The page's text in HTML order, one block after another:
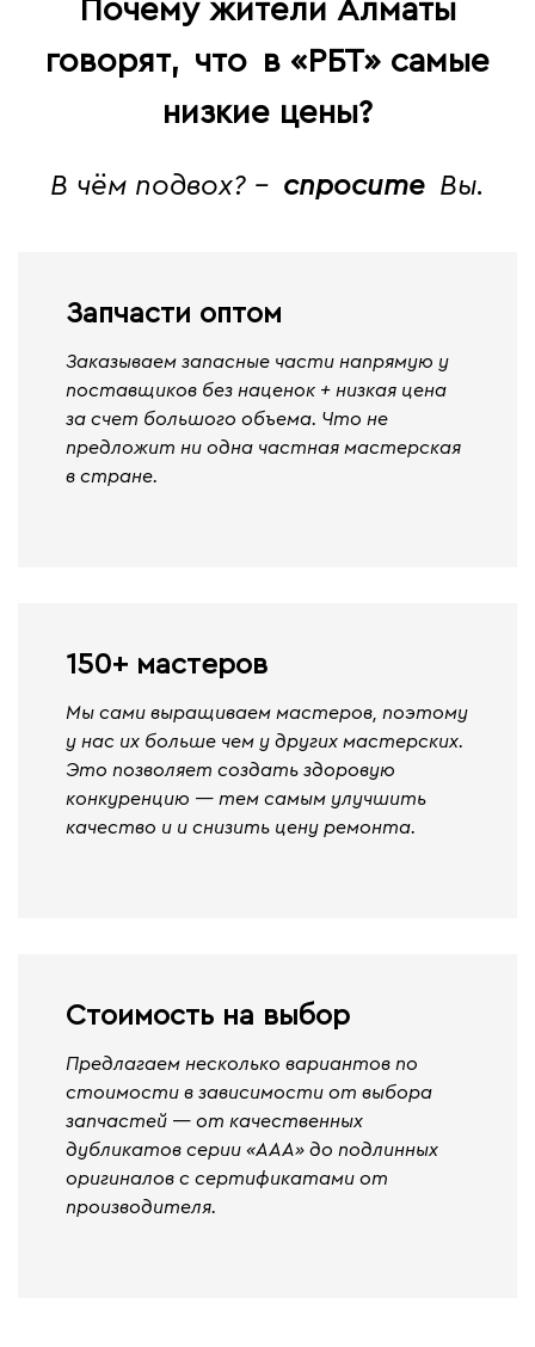
Почему жители Алматы
говорят, что в «РБТ» самые
низкие цены?
В чём подвох? - спросите Вы.
Запчасти оптом
Заказываем запасные части напрямую у
поставщиков без наценок + низкая цена
за счет большого объема. Что не
предложит ни одна частная мастерская
в стране.
150+ мастеров
Мы сами выращиваем мастеров, поэтому
у нас их больше чем у других мастерских.
Это позволяет создать здоровую
конкуренцию — тем самым улучшить
качество и и снизить цену ремонта.
Стоимость на выбор
Предлагаем несколько вариантов по
стоимости в зависимости от выбора
запчастей — от качественных
дубликатов серии «ААА» до подлинных
оригиналов с сертификатами от
производителя.